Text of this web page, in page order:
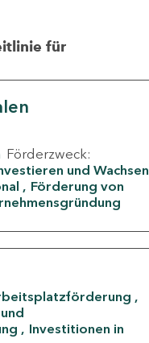
für
Förderzweck:
und Wachsen
Förderung von
Investitionen in